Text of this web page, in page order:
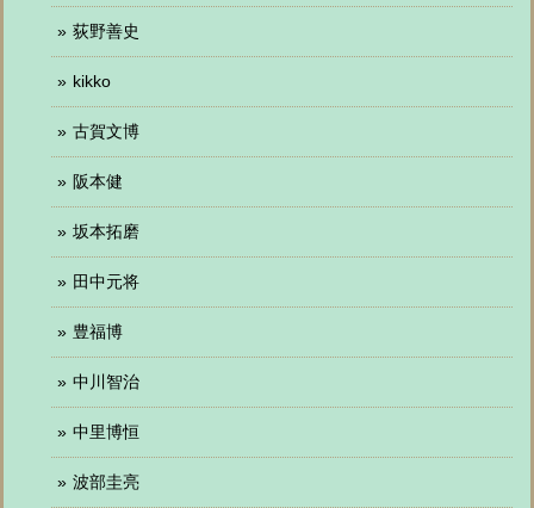
荻野善史
kikko
古賀文博
阪本健
坂本拓磨
田中元将
豊福博
中川智治
中里博恒
波部圭亮